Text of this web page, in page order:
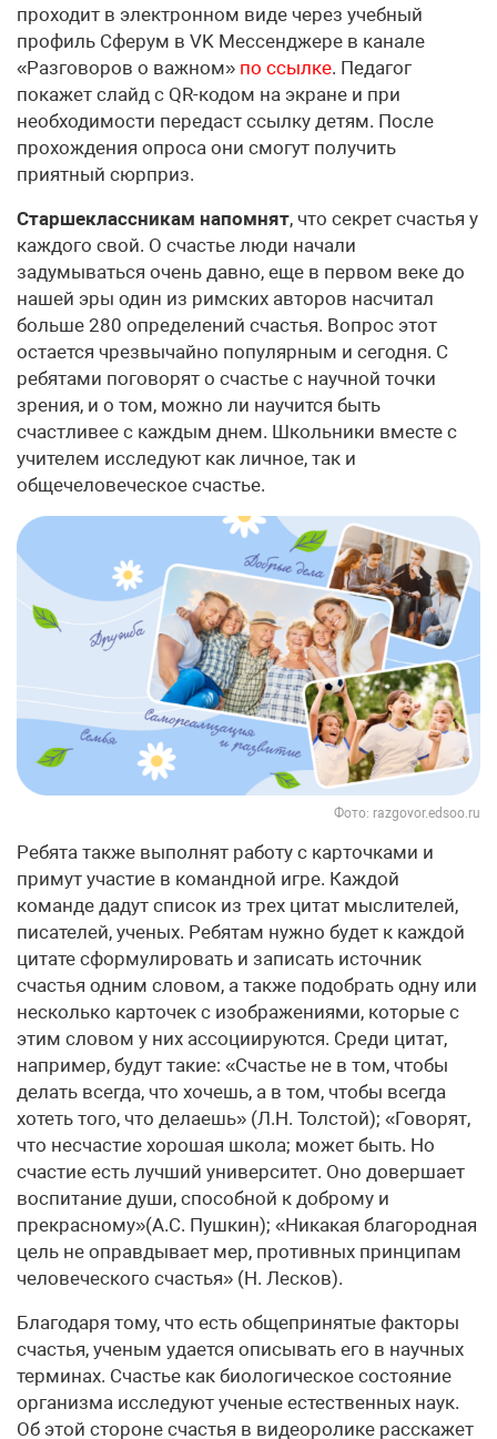
проходит в электронном виде через учебный
профиль Сферум в VK Мессенджере в канале
«Разговоров о важном» по ссылке. Педагог
покажет слайд с QR-кодом на экране и при
необходимости передаст ссылку детям. После
прохождения опроса они смогут получить
приятный сюрприз.
Старшеклассникам напомнят, что секрет счастья у
каждого свой. О счастье люди начали
задумываться очень давно, еще в первом веке до
нашей эры один из римских авторов насчитал
больше 280 определений счастья. Вопрос этот
остается чрезвычайно популярным и сегодня. С
ребятами поговорят о счастье с научной точки
зрения, и о том, можно ли научится быть
счастливее с каждым днем. Школьники вместе с
учителем исследуют как личное, так и
общечеловеческое счастье.
Фото: razgovor.edsoo.ru
Ребята также выполнят работу с карточками и
примут участие в командной игре. Каждой
команде дадут список из трех цитат мыслителей,
писателей, ученых. Ребятам нужно будет к каждой
цитате сформулировать и записать источник
счастья одним словом, а также подобрать одну или
несколько карточек с изображениями, которые с
этим словом у них ассоциируются. Среди цитат,
например, будут такие: «Счастье не в том, чтобы
делать всегда, что хочешь, а в том, чтобы всегда
хотеть того, что делаешь» (Л.Н. Толстой); «Говорят,
что несчастие хорошая школа; может быть. Но
счастие есть лучший университет. Оно довершает
воспитание души, способной к доброму и
прекрасному»(А.С. Пушкин); «Никакая благородная
цель не оправдывает мер, противных принципам
человеческого счастья» (Н. Лесков).
Благодаря тому, что есть общепринятые факторы
счастья, ученым удается описывать его в научных
терминах. Счастье как биологическое состояние
организма исследуют ученые естественных наук.
Об этой стороне счастья в видеоролике расскажет